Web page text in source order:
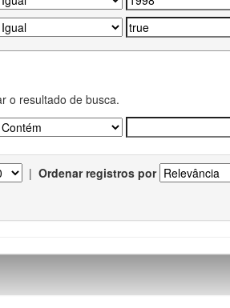
o resultado de busca.
| Ordenar registros por